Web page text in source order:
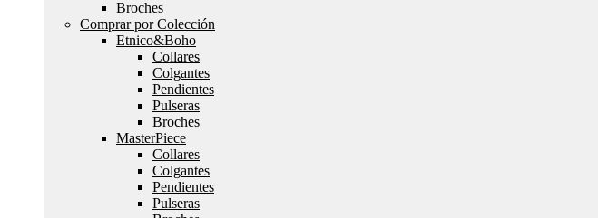
Broches
Comprar por Colección
Etnico&Boho
Collares
Colgantes
Pendientes
Pulseras
Broches
MasterPiece
Collares
Colgantes
Pendientes
Pulseras